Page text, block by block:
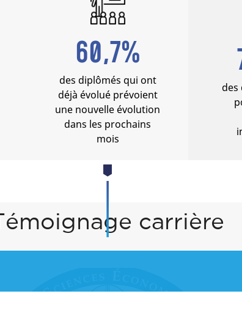
60,7%
des diplômés qui ont
déjà évolué prévoient
une nouvelle évolution
dans les prochains
mois
des
Témoignage carrière